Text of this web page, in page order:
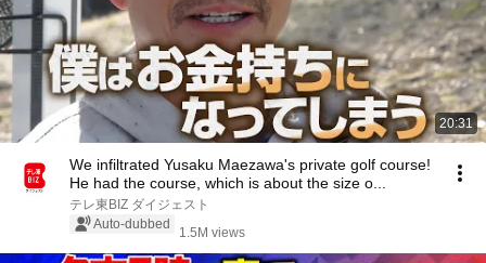
20:31
We infiltrated Yusaku Maezawa's private golf course!
He had the course, which is about the size o...
テレ東BIZ ダイジェスト
Auto-dubbed
1.5M views